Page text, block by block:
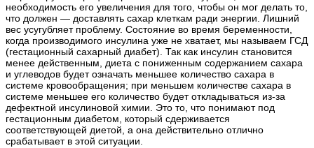
необходимость его увеличения для того, чтобы он мог делать то,
что должен — доставлять сахар клеткам ради энергии. Лишний
вес усугубляет проблему. Состояние во время беременности,
когда производимого инсулина уже не хватает, мы называем ГСД
(гестационный сахарный диабет). Так как инсулин становится
менее действенным, диета с пониженным содержанием сахара
и углеводов будет означать меньшее количество сахара в
системе кровообращения; при меньшем количестве сахара в
системе меньшее его количество будет откладываться из-за
дефектной инсулиновой химии. Это то, что понимают под
гестационным диабетом, который сдерживается
соответствующей диетой, а она действительно отлично
срабатывает в этой ситуации.